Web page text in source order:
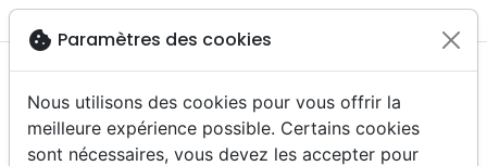
menu
cookie Paramètres des cookies
Nous utilisons des cookies pour vous offrir la
meilleure expérience possible. Certains cookies
sont nécessaires, vous devez les accepter pour